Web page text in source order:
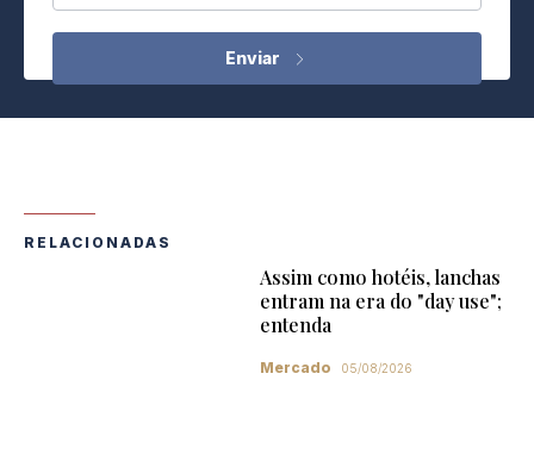
RELACIONADAS
Assim como hotéis, lanchas
entram na era do "day use";
entenda
Mercado 05/08/2026